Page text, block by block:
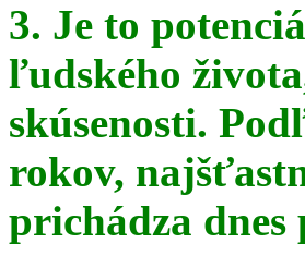
3. Je to
ľudského
skúsenosti.
rokov,
prichádza